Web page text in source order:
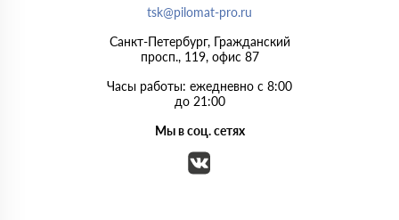
tsk@pilomat-pro.ru
Санкт-Петербург, Гражданский
просп., 119, офис 87
Часы работы: ежедневно с 8:00
до 21:00
Мы в соц. сетях